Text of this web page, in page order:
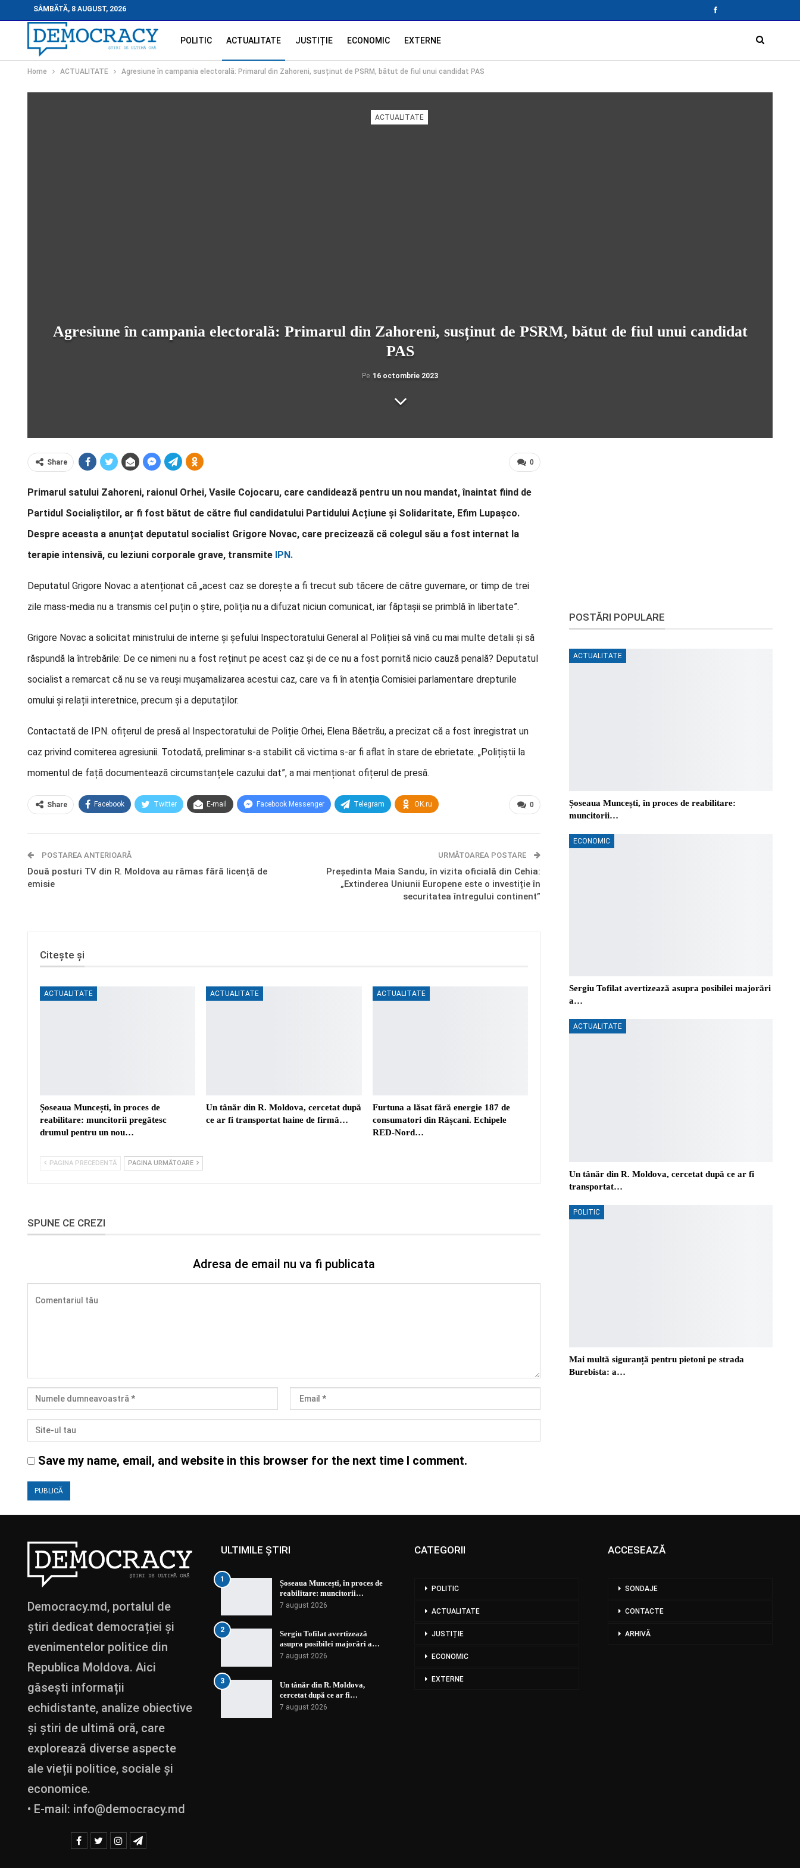
SÂMBĂTĂ, 8 AUGUST, 2026
POLITIC ACTUALITATE JUSTIȚIE ECONOMIC EXTERNE
Home ACTUALITATE Agresiune în campania electorală: Primarul din Zahoreni, susținut de PSRM, bătut de fiul unui candidat PAS
ACTUALITATE
Agresiune în campania electorală: Primarul din Zahoreni, susținut de PSRM, bătut de fiul unui candidat
PAS
Pe 16 octombrie 2023
0
Share
Primarul satului Zahoreni, raionul Orhei, Vasile Cojocaru, care candidează pentru un nou mandat, înaintat fiind de
Partidul Socialiștilor, ar fi fost bătut de către fiul candidatului Partidului Acțiune și Solidaritate, Efim Lupașco.
Despre aceasta a anunțat deputatul socialist Grigore Novac, care precizează că colegul său a fost internat la
terapie intensivă, cu leziuni corporale grave, transmite IPN.
Deputatul Grigore Novac a atenționat că „acest caz se dorește a fi trecut sub tăcere de către guvernare, or timp de trei
zile mass-media nu a transmis cel puțin o știre, poliția nu a difuzat niciun comunicat, iar făptașii se primblă în libertate”.
Grigore Novac a solicitat ministrului de interne și șefului Inspectoratului General al Poliției să vină cu mai multe detalii și să
răspundă la întrebările: De ce nimeni nu a fost reținut pe acest caz și de ce nu a fost pornită nicio cauză penală? Deputatul
socialist a remarcat că nu se va reuși mușamalizarea acestui caz, care va fi în atenția Comisiei parlamentare drepturile
omului și relații interetnice, precum și a deputaților.
Contactată de IPN. ofițerul de presă al Inspectoratului de Poliție Orhei, Elena Băetrău, a precizat că a fost înregistrat un
caz privind comiterea agresiunii. Totodată, preliminar s-a stabilit că victima s-ar fi aflat în stare de ebrietate. „Polițiștii la
momentul de față documentează circumstanțele cazului dat”, a mai menționat ofițerul de presă.
0
Share Facebook Twitter E-mail Facebook Messenger Telegram OK.ru
POSTAREA ANTERIOARĂ
Două posturi TV din R. Moldova au rămas fără licență de
emisie
URMĂTOAREA POSTARE
Președinta Maia Sandu, în vizita oficială din Cehia:
„Extinderea Uniunii Europene este o investiție în
securitatea întregului continent”
Citește și
ACTUALITATE
Șoseaua Muncești, în proces de
reabilitare: muncitorii pregătesc
drumul pentru un nou…
ACTUALITATE
Un tânăr din R. Moldova, cercetat după
ce ar fi transportat haine de firmă…
ACTUALITATE
Furtuna a lăsat fără energie 187 de
consumatori din Râșcani. Echipele
RED-Nord…
PAGINA PRECEDENTĂ PAGINA URMĂTOARE
SPUNE CE CREZI
Adresa de email nu va fi publicata
Save my name, email, and website in this browser for the next time I comment.
POSTĂRI POPULARE
ACTUALITATE
Șoseaua Muncești, în proces de reabilitare:
muncitorii…
ECONOMIC
Sergiu Tofilat avertizează asupra posibilei majorări
a…
ACTUALITATE
Un tânăr din R. Moldova, cercetat după ce ar fi
transportat…
POLITIC
Mai multă siguranță pentru pietoni pe strada
Burebista: a…
Democracy.md, portalul de
știri dedicat democrației și
evenimentelor politice din
Republica Moldova. Aici
găsești informații
echidistante, analize obiective
și știri de ultimă oră, care
explorează diverse aspecte
ale vieții politice, sociale și
economice.
• E-mail: info@democracy.md
ULTIMILE ȘTIRI
1
Șoseaua Muncești, în proces de
reabilitare: muncitorii…
7 august 2026
2
Sergiu Tofilat avertizează
asupra posibilei majorări a…
7 august 2026
3
Un tânăr din R. Moldova,
cercetat după ce ar fi…
7 august 2026
CATEGORII
POLITIC
ACTUALITATE
JUSTIȚIE
ECONOMIC
EXTERNE
ACCESEAZĂ
SONDAJE
CONTACTE
ARHIVĂ